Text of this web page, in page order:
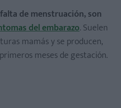
el embarazo
de menstruación, son
del embarazo. Suelen
mamás y se producen,
meses de gestación.